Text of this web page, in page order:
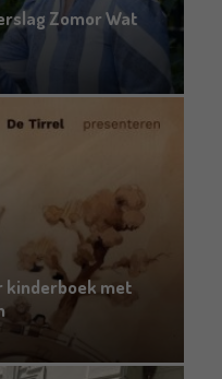
Zomor Wat
kinderboek met